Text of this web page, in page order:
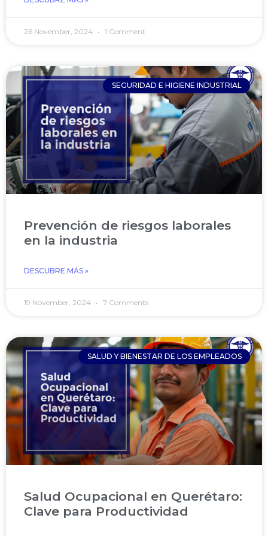
26 November, 2024 1 Comment
SEGURIDAD E HIGIENE INDUSTRIAL
Prevención de riesgos laborales
en la industria
DESCUBRE MÁS »
19 November, 2024 7 Comments
SALUD Y BIENESTAR DE LOS EMPLEADOS
Salud Ocupacional en Querétaro:
Clave para Productividad